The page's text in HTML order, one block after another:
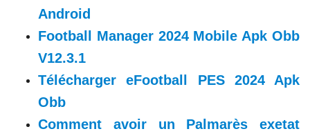
Android
Football Manager 2024 Mobile Apk Obb
V12.3.1
Télécharger eFootball PES 2024 Apk
Obb
Comment avoir un Palmarès exetat